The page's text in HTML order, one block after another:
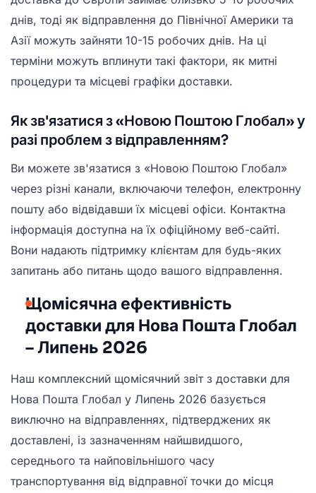
днів, тоді як відправлення до Північної Америки та
Азії можуть зайняти 10-15 робочих днів. На ці
терміни можуть вплинути такі фактори, як митні
процедури та місцеві графіки доставки.
Як зв'язатися з «Новою Поштою Глобал» у
разі проблем з відправленням?
Ви можете зв'язатися з «Новою Поштою Глобал»
через різні канали, включаючи телефон, електронну
пошту або відвідавши їх місцеві офіси. Контактна
інформація доступна на їх офіційному веб-сайті.
Вони надають підтримку клієнтам для будь-яких
запитань або питань щодо вашого відправлення.
Щомісячна ефективність
доставки для Нова Пошта Глобал
– Липень 2026
Наш комплексний щомісячний звіт з доставки для
Нова Пошта Глобал у Липень 2026 базується
виключно на відправленнях, підтверджених як
доставлені, із зазначенням найшвидшого,
середнього та найповільнішого часу
транспортування від відправної точки до місця